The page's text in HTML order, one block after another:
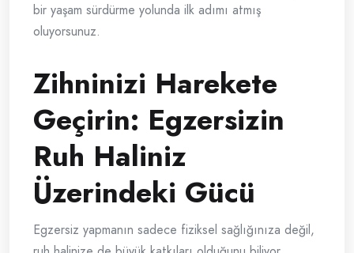
bir yaşam sürdürme yolunda ilk adımı atmış
oluyorsunuz.
Zihninizi Harekete
Geçirin: Egzersizin
Ruh Haliniz
Üzerindeki Gücü
Egzersiz yapmanın sadece fiziksel sağlığınıza değil,